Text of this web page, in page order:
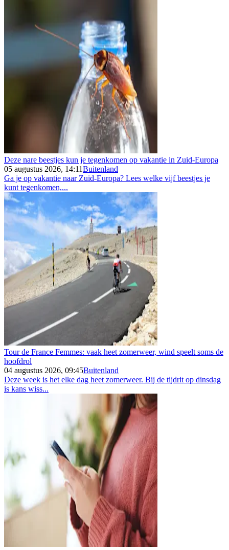
Deze nare beestjes kun je tegenkomen op vakantie in Zuid-Europa
05 augustus 2026, 14:11Buitenland
Ga je op vakantie naar Zuid-Europa? Lees welke vijf beestjes je
kunt tegenkomen,...
Tour de France Femmes: vaak heet zomerweer, wind speelt soms de
hoofdrol
04 augustus 2026, 09:45Buitenland
Deze week is het elke dag heet zomerweer. Bij de tijdrit op dinsdag
is kans wiss...